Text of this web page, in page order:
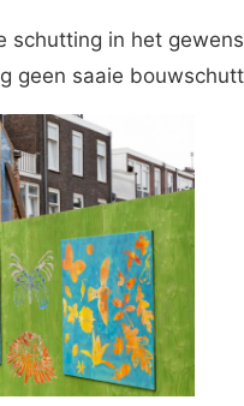
schutting in het
geen saaie